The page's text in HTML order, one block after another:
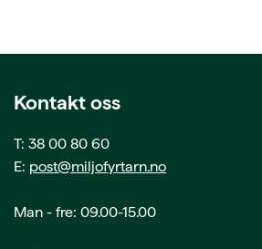
Kontakt oss
T: 38 00 80 60
E: post@miljofyrtarn.no
Man - fre: 09.00-15.00